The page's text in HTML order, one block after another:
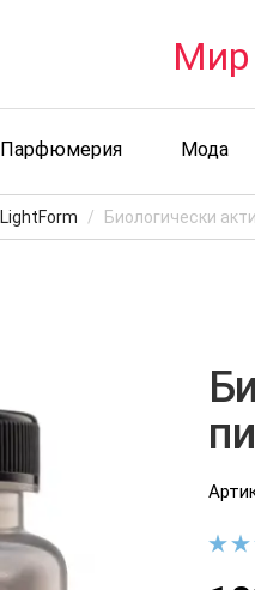
Мир
Парфюмерия Мода
LightForm Биологически